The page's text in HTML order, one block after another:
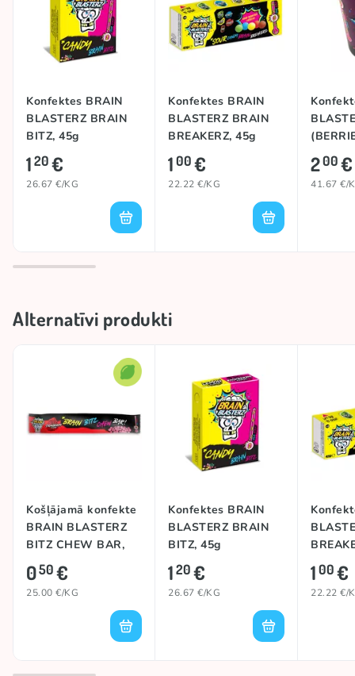
Konfektes BRAIN
BLASTERZ BRAIN
BITZ, 45g
120€
26.67 €/KG
Konfektes BRAIN
BLASTERZ BRAIN
BREAKERZ, 45g
100€
22.22 €/KG
200€
41.67 €/
Alternatīvi produkti
Košļājamā konfekte
BRAIN BLASTERZ
BITZ CHEW BAR,
20g
050€
25.00 €/KG
Konfektes BRAIN
BLASTERZ BRAIN
BITZ, 45g
120€
26.67 €/KG
100€
22.22 €/